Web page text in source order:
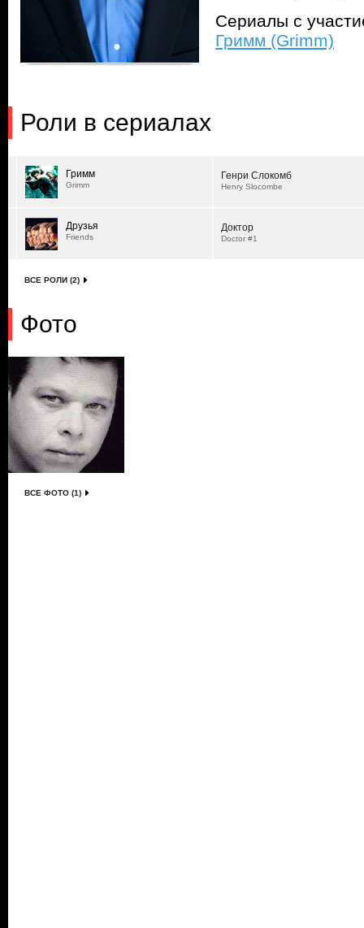
Сериалы с
Гримм (Grimm)
Роли в сериалах
Гримм
Grimm
Генри Слокомб
Henry Slocombe
Друзья
Friends
Доктор
Doctor #1
ВСЕ РОЛИ (2)
Фото
ВСЕ ФОТО (1)